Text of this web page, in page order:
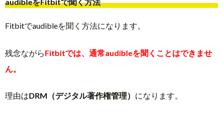
audibleをFitbitで聞く方法
Fitbitでaudibleを聞く方法になります。
残念ながらFitbitでは、通常audibleを聞くことはできませ
ん。
理由はDRM（デジタル著作権管理） になります。